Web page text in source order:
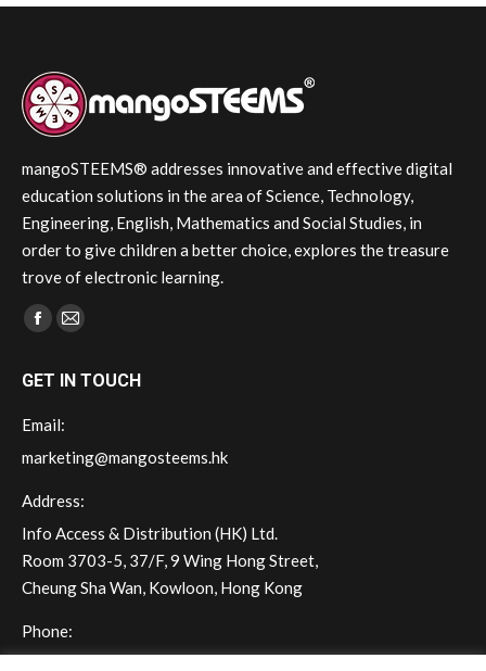
mangoSTEEMS® addresses innovative and effective digital
education solutions in the area of Science, Technology,
Engineering, English, Mathematics and Social Studies, in
order to give children a better choice, explores the treasure
trove of electronic learning.
Find us on:
Facebook
opens
window
Mail
opens
window
GET IN TOUCH
Email:
marketing@mangosteems.hk
Address:
Info Access & Distribution (HK) Ltd.
Room 3703-5, 37/F, 9 Wing Hong Street,
Cheung Sha Wan, Kowloon, Hong Kong
Phone: